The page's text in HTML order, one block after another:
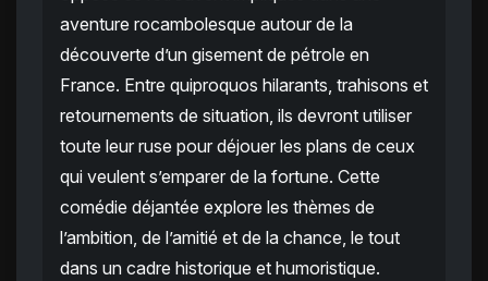
aventure rocambolesque autour de la
découverte d’un gisement de pétrole en
France. Entre quiproquos hilarants, trahisons et
retournements de situation, ils devront utiliser
toute leur ruse pour déjouer les plans de ceux
qui veulent s’emparer de la fortune. Cette
comédie déjantée explore les thèmes de
l’ambition, de l’amitié et de la chance, le tout
dans un cadre historique et humoristique.